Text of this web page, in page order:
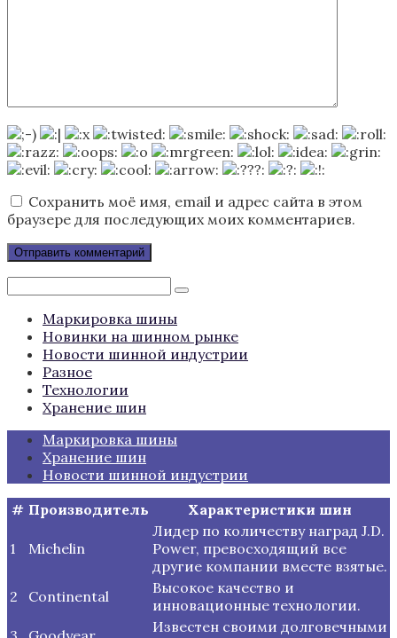
Сохранить моё имя, email и адрес сайта в этом
браузере для последующих моих комментариев.
Поиск:
Маркировка шины
Новинки на шинном рынке
Новости шинной индустрии
Разное
Технологии
Хранение шин
Маркировка шины
Хранение шин
Новости шинной индустрии
# Производитель Характеристики шин
1 Michelin
Лидер по количеству наград J.D.
Power, превосходящий все
другие компании вместе взятые.
2
Continental
Высокое качество и
инновационные технологии.
Известен своими долговечными